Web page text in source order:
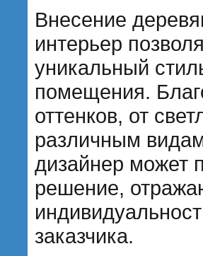
Внесение
интерьер
уникальный
помещения.
оттенков, от
различным
дизайнер может
решение,
заказчика.